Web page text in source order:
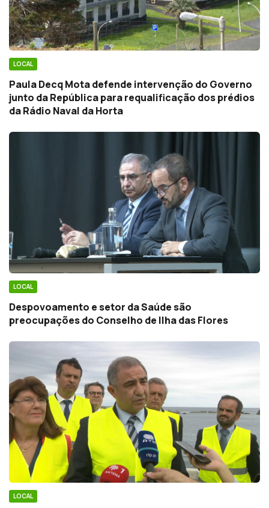
LOCAL
Paula Decq Mota defende intervenção do Governo
junto da República para requalificação dos prédios
da Rádio Naval da Horta
LOCAL
Despovoamento e setor da Saúde são
preocupações do Conselho de Ilha das Flores
LOCAL